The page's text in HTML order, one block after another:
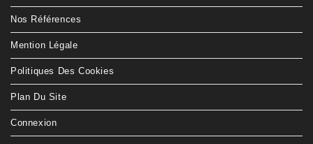
Nos Références
Mention Légale
Politiques Des Cookies
Plan Du Site
Connexion